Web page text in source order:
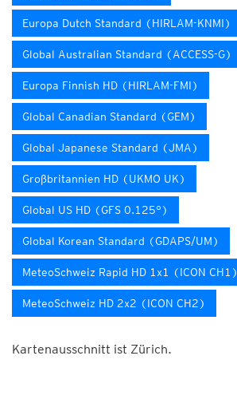
Europa Dutch Standard (HIRLAM-KNMI)
Global Australian Standard (ACCESS-G)
Europa Finnish HD (HIRLAM-FMI)
Global Canadian Standard (GEM)
Global Japanese Standard (JMA)
Großbritannien HD (UKMO UK)
Global US HD (GFS 0.125°)
Global Korean Standard (GDAPS/UM)
MeteoSchweiz Rapid HD 1x1 (ICON CH1)
MeteoSchweiz HD 2x2 (ICON CH2)
Kartenausschnitt ist Zürich.